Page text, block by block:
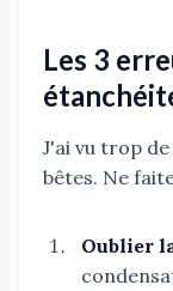
Les 3
J'ai vu trop
bêtes. Ne
Oublier